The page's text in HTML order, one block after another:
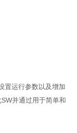
置运行参数以及增加
并通过用于简单和